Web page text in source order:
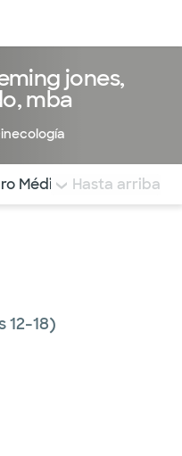
jones,
mba
rápidamente a
Médico COMENTARIOS
Hasta arriba
18)